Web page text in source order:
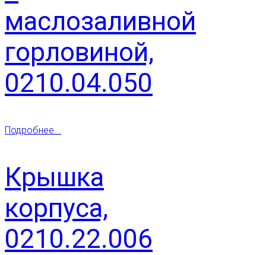
маслозаливной
горловиной,
0210.04.050
Подробнее...
Крышка
корпуса,
0210.22.006